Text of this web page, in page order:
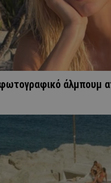
άλμπουμ